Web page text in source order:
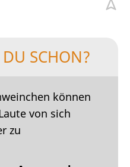
SCHON?
können
von sich
zu